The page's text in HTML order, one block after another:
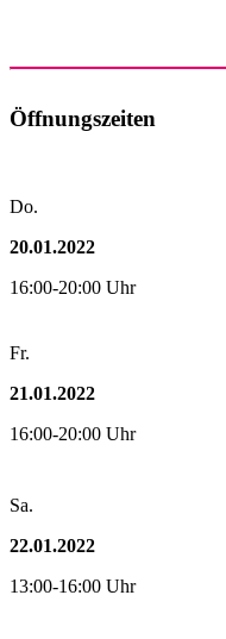
Öffnungszeiten
Do.
20.01.2022
16:00-20:00 Uhr
Fr.
21.01.2022
16:00-20:00 Uhr
Sa.
22.01.2022
13:00-16:00 Uhr